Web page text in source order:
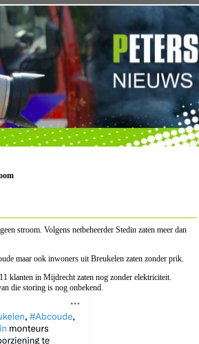
stroom. Volgens netbeheerder Stedin zaten meer dan
maar ook inwoners uit Breukelen zaten zonder prik.
klanten in Mijdrecht zaten nog zonder elektriciteit.
die storing is nog onbekend.